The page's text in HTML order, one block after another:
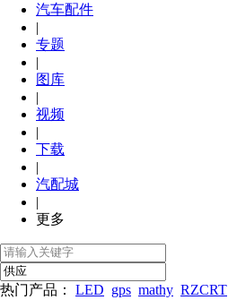
汽车配件
|
专题
|
图库
|
视频
|
下载
|
汽配城
|
更多
热门产品： LED gps mathy RZCRT